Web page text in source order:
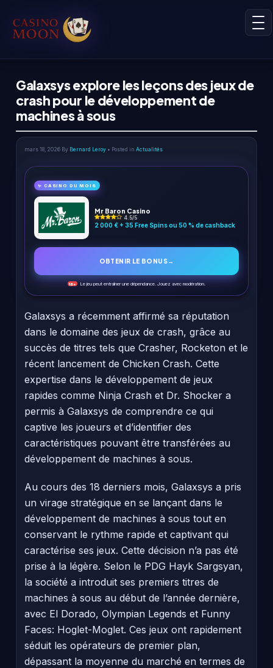
Galaxsys explore les leçons des jeux de
crash pour le développement de
machines à sous
mars 18, 2026 By Bernard Leroy • Posted in Actualités
✨ CASINO DU MOIS
Mr Baron Casino
4.5/5
2 000 € + 35 Free Spins ou 50 % de cashback
OBTENIR LE BONUS→
18+ Le jeu peut entraîner une dépendance. Jouez avec modération.
Galaxsys a récemment affirmé sa réputation
dans le domaine des jeux de crash, grâce au
succès de titres tels que Crasher, Rocketon et le
récent lancement de Chicken Crash. Cette
expertise dans le développement de jeux
rapides comme Ninja Crash et Dr. Shocker a
permis à Galaxsys de comprendre ce qui
captive les joueurs et d’identifier des
caractéristiques pouvant être transférées au
développement de machines à sous.
Au cours des 18 derniers mois, Galaxsys a pris
un virage stratégique en se lançant dans le
développement de machines à sous tout en
conservant le rythme rapide et captivant qui
caractérise ses jeux. Cette décision n’a pas été
prise à la légère. Selon le PDG Hayk Sargsyan,
la société a introduit ses premiers titres de
machines à sous au début de l’année dernière,
avec El Dorado, Olympian Legends et Funny
Faces: Hoglet-Moglet. Ces jeux ont rapidement
séduit les opérateurs de premier plan,
dépassant la moyenne du marché en termes de